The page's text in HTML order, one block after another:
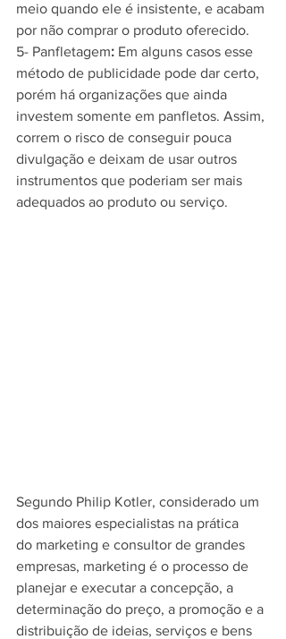
meio quando ele é insistente, e acabam
por não comprar o produto oferecido.
5- Panfletagem: Em alguns casos esse
método de publicidade pode dar certo,
porém há organizações que ainda
investem somente em panfletos. Assim,
correm o risco de conseguir pouca
divulgação e deixam de usar outros
instrumentos que poderiam ser mais
adequados ao produto ou serviço.
Segundo Philip Kotler, considerado um
dos maiores especialistas na prática
do marketing e consultor de grandes
empresas, marketing é o processo de
planejar e executar a concepção, a
determinação do preço, a promoção e a
distribuição de ideias, serviços e bens